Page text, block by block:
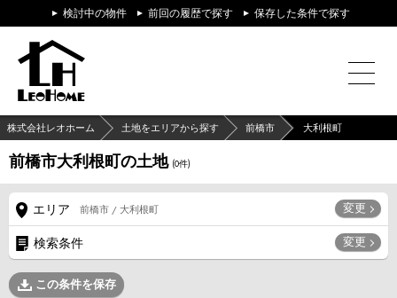
検討中の物件 前回の履歴で探す 保存した条件で探す
株式会社レオホーム 土地をエリアから探す 前橋市 大利根町
前橋市大利根町の土地 (0件)
エリア 前橋市 / 大利根町 変更
検索条件 変更
この条件を保存